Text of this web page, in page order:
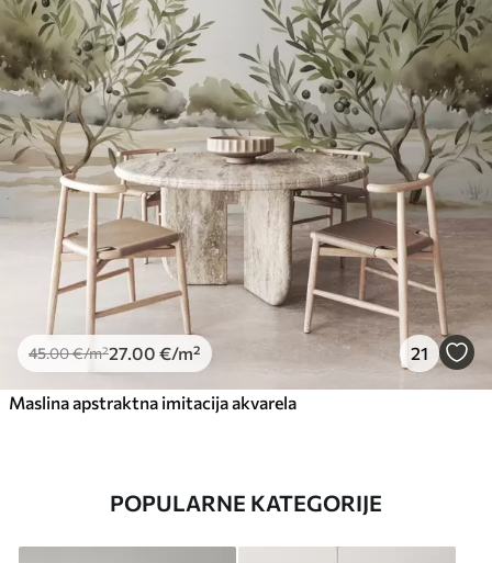
45.00€/m²27 .00 €/m² 21
Maslina apstraktna imitacija akvarela
POPULARNE KATEGORIJE